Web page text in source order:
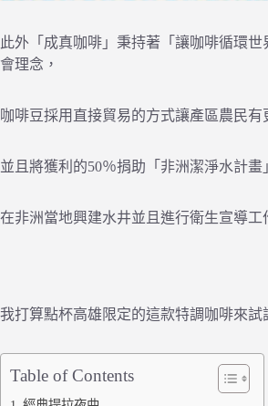
此外「成真咖啡」秉持著「讓咖啡循環世
會理念，
咖啡豆採用直接貿易的方式讓產區農民有
並且將獲利的50％捐助「非洲潔淨水計畫
在非洲當地興建水井並且進行衛生宣導工
我打算點杯高雄限定的這款特調咖啡來試
Table of Contents